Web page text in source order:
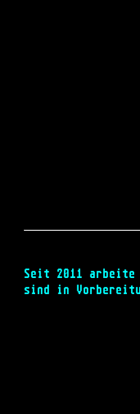
Seit 2011
sind in